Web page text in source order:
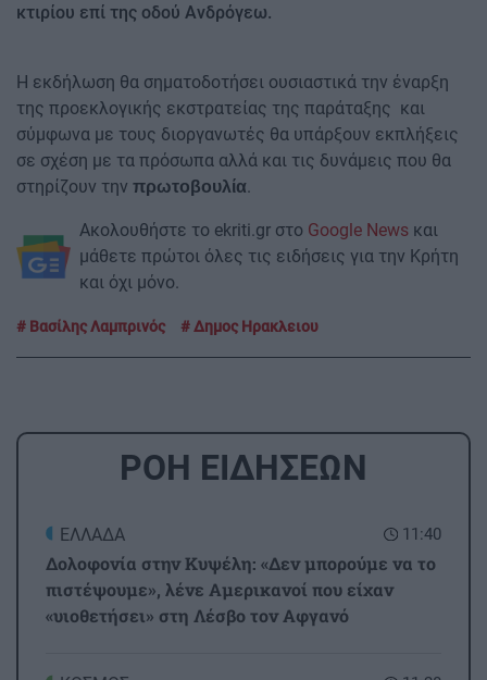
κτιρίου επί της οδού Ανδρόγεω.
Η εκδήλωση θα σηματοδοτήσει ουσιαστικά την έναρξη
της προεκλογικής εκστρατείας της παράταξης και
σύμφωνα με τους διοργανωτές θα υπάρξουν εκπλήξεις
σε σχέση με τα πρόσωπα αλλά και τις δυνάμεις που θα
στηρίζουν την πρωτοβουλία.
Ακολουθήστε το ekriti.gr στο Google News και
μάθετε πρώτοι όλες τις ειδήσεις για την Κρήτη
και όχι μόνο.
Βασίλης Λαμπρινός Δημος Ηρακλειου
ΡΟΗ ΕΙΔΗΣΕΩΝ
11:40
ΕΛΛΑΔΑ
Δολοφονία στην Κυψέλη: «Δεν μπορούμε να το
πιστέψουμε», λένε Αμερικανοί που είχαν
«υιοθετήσει» στη Λέσβο τον Αφγανό